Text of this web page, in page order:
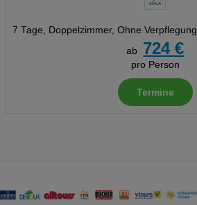
7 Tage, Doppelzimmer, Ohne Verpflegung
ab
724 €
pro Person
Termine